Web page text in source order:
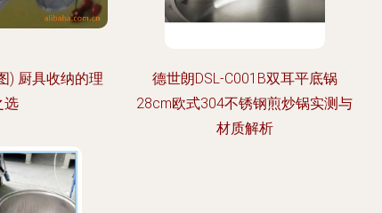
) 厨具收纳的理
选
德世朗DSL-C001B双耳平底锅
28cm欧式304不锈钢煎炒锅实测与
材质解析